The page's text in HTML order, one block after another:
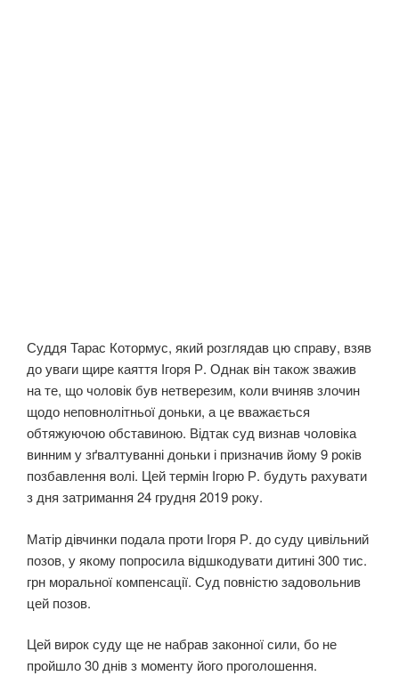
Суддя Тарас Котормус, який розглядав цю справу, взяв
до уваги щире каяття Ігоря Р. Однак він також зважив
на те, що чоловік був нетверезим, коли вчиняв злочин
щодо неповнолітньої доньки, а це вважається
обтяжуючою обставиною. Відтак суд визнав чоловіка
винним у зґвaлтувaнні доньки і призначив йому 9 років
позбавлення волі. Цей термін Ігорю Р. будуть рахувати
з дня затримання 24 грудня 2019 року.
Матір дівчинки подала проти Ігоря Р. до суду цивільний
позов, у якому попросила відшкодувати дитині 300 тис.
грн моральної компенсації. Суд повністю задовольнив
цей позов.
Цей вирок суду ще не набрав законної сили, бо не
пройшло 30 днів з моменту його проголошення.